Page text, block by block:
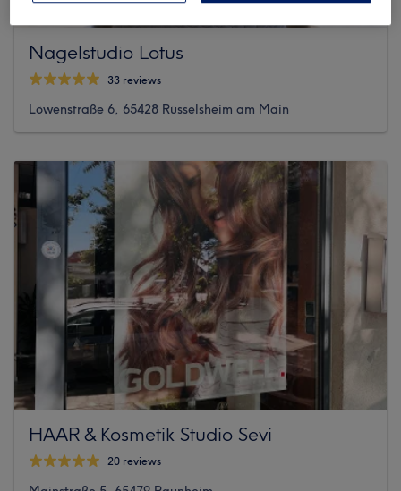
Nagelstudio Lotus
33 reviews
Löwenstraße 6, 65428 Rüsselsheim am Main
HAAR & Kosmetik Studio Sevi
20 reviews